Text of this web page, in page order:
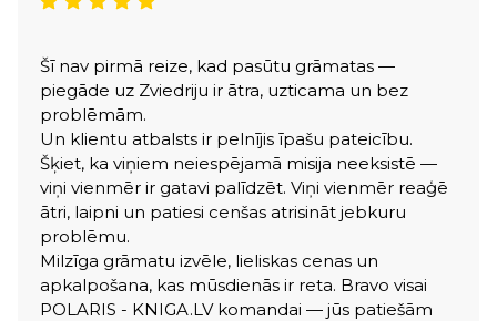
Šī nav pirmā reize, kad pasūtu grāmatas —
piegāde uz Zviedriju ir ātra, uzticama un bez
problēmām.
Un klientu atbalsts ir pelnījis īpašu pateicību.
Šķiet, ka viņiem neiespējamā misija neeksistē —
viņi vienmēr ir gatavi palīdzēt. Viņi vienmēr reaģē
ātri, laipni un patiesi cenšas atrisināt jebkuru
problēmu.
Milzīga grāmatu izvēle, lieliskas cenas un
apkalpošana, kas mūsdienās ir reta. Bravo visai
POLARIS - KNIGA.LV komandai — jūs patiešām